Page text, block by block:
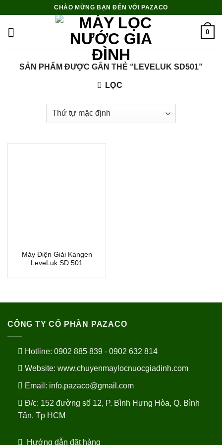
content
CHÀO MỪNG BẠN ĐẾN VỚI PAZACO
0
SẢN PHẨM ĐƯỢC GẮN THẺ “LEVELUK SD501”
LỌC
Máy Điện Giải Kangen
LeveLuk SD 501
CÔNG TY CỔ PHẦN PAZACO
Hotline: 0902 885 839 - 0902 632 814
Website: www.chuyenmaylocnuocgiadinh.com
Email: info.pazaco@gmail.com
Đ/c: 152 đường số 12, P. Bình Hưng Hòa, Q. Bình
Tân, Tp HCM
Hướng dẫn đặt hàng